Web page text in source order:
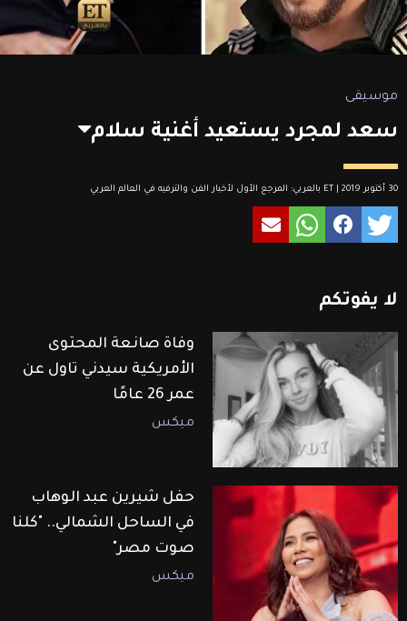
موسيقى
سعد لمجرد يستعيد أغنية سلام
30 أكتوبر 2019 | ET بالعربي: المرجع الأول لأخبار الفن والترفيه في العالم العربي
لا يفوتكم
وفاة صانعة المحتوى
الأمريكية سيدني تاول عن
عمر 26 عامًا
ميكس
حفل شيرين عبد الوهاب
في الساحل الشمالي.. "كلنا
صوت مصر"
ميكس